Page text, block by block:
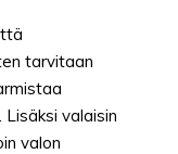
tarvitaan
valaisin
valon